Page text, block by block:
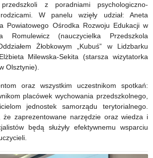
z poradniami psychologiczno-
W panelu wzięły udział: Aneta
Powiatowego Ośrodka Rozwoju Edukacji w
Romulewicz (nauczycielka Przedszkola
Żłobkowym „Kubuś” w Lidzbarku
Milewska-Sekita (starsza wizytatorka
Olsztynie).
oraz wszystkim uczestnikom spotkań:
placówek wychowania przedszkolnego,
jednostek samorządu terytorialnego.
że zaprezentowane narzędzie oraz wiedza i
będą służyły efektywnemu wsparciu